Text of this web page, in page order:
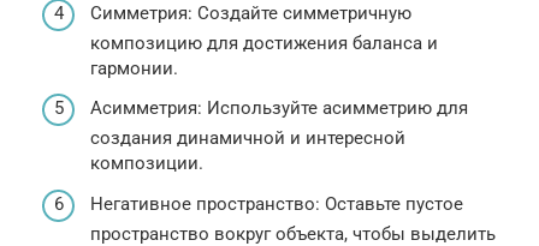
Симметрия: Создайте симметричную
композицию для достижения баланса и
гармонии.
Асимметрия: Используйте асимметрию для
создания динамичной и интересной
композиции.
Негативное пространство: Оставьте пустое
пространство вокруг объекта, чтобы выделить